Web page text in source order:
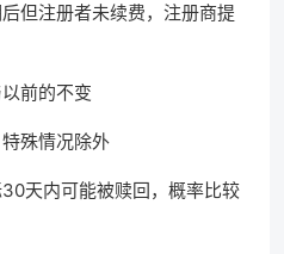
但注册者未续费，注册商提
前的不变
殊情况除外
天内可能被赎回，概率比较